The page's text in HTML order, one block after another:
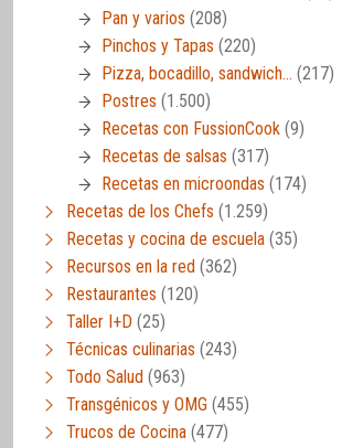
Pan y varios (208)
Pinchos y Tapas (220)
Pizza, bocadillo, sandwich… (217)
Postres (1.500)
Recetas con FussionCook (9)
Recetas de salsas (317)
Recetas en microondas (174)
Recetas de los Chefs (1.259)
Recetas y cocina de escuela (35)
Recursos en la red (362)
Restaurantes (120)
Taller I+D (25)
Técnicas culinarias (243)
Todo Salud (963)
Transgénicos y OMG (455)
Trucos de Cocina (477)